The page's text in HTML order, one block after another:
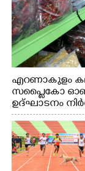
എറണാകുളം
സപ്ളൈകോ
ഉദ്ഘാടനം
വി.ഡി.